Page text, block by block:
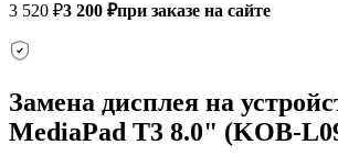
3 520 ₽3 200 ₽при заказе на сайте
Замена дисплея на
MediaPad T3 8.0" (KOB-